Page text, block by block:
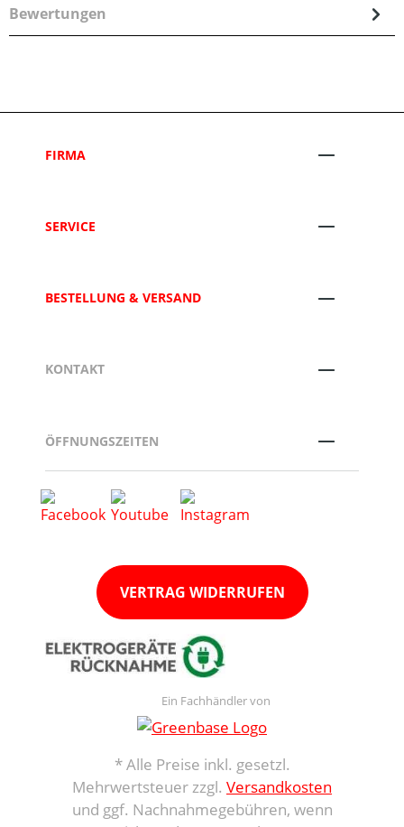
Bewertungen
FIRMA
SERVICE
BESTELLUNG & VERSAND
KONTAKT
ÖFFNUNGSZEITEN
VERTRAG WIDERRUFEN
Ein Fachhändler von
* Alle Preise inkl. gesetzl.
Mehrwertsteuer zzgl. Versandkosten
und ggf. Nachnahmegebühren, wenn